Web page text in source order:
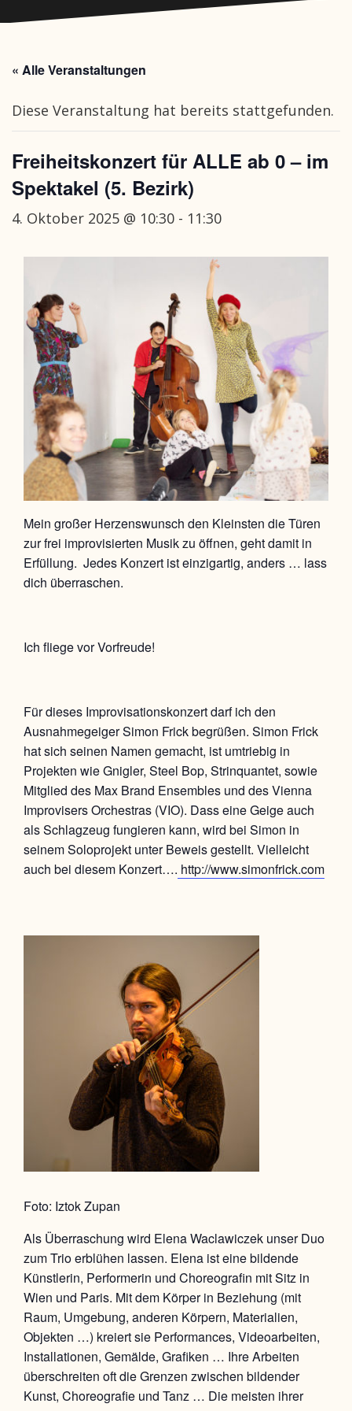
« Alle Veranstaltungen
Diese Veranstaltung hat bereits stattgefunden.
Freiheitskonzert für ALLE ab 0 – im
Spektakel (5. Bezirk)
4. Oktober 2025 @ 10:30 - 11:30
Mein großer Herzenswunsch den Kleinsten die Türen
zur frei improvisierten Musik zu öffnen, geht damit in
Erfüllung. Jedes Konzert ist einzigartig, anders … lass
dich überraschen.
Ich fliege vor Vorfreude!
Für dieses Improvisationskonzert darf ich den
Ausnahmegeiger Simon Frick begrüßen. Simon Frick
hat sich seinen Namen gemacht, ist umtriebig in
Projekten wie Gnigler, Steel Bop, Strinquantet, sowie
Mitglied des Max Brand Ensembles und des Vienna
Improvisers Orchestras (VIO). Dass eine Geige auch
als Schlagzeug fungieren kann, wird bei Simon in
seinem Soloprojekt unter Beweis gestellt. Vielleicht
auch bei diesem Konzert…. http://www.simonfrick.com
Foto: Iztok Zupan
Als Überraschung wird Elena Waclawiczek unser Duo
zum Trio erblühen lassen. Elena ist eine bildende
Künstlerin, Performerin und Choreografin mit Sitz in
Wien und Paris. Mit dem Körper in Beziehung (mit
Raum, Umgebung, anderen Körpern, Materialien,
Objekten …) kreiert sie Performances, Videoarbeiten,
Installationen, Gemälde, Grafiken … Ihre Arbeiten
überschreiten oft die Grenzen zwischen bildender
Kunst, Choreografie und Tanz … Die meisten ihrer